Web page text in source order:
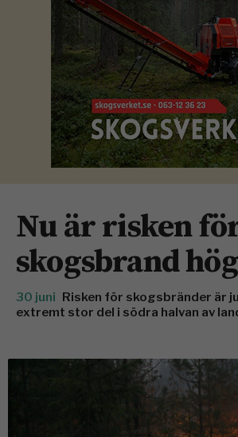
Nu är risken
skogsbrand hög
30 juni
Risken för skogsbränder är
extremt stor del i södra halvan av